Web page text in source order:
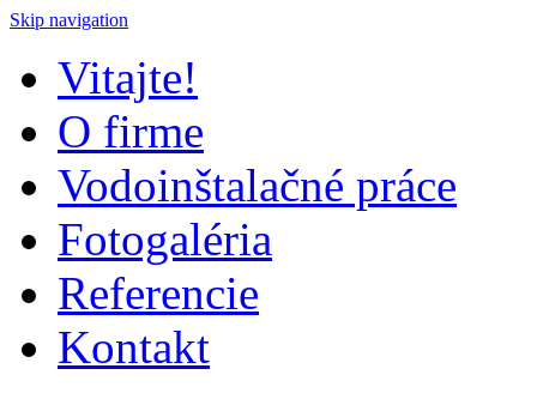
Skip navigation
Vitajte!
O firme
Vodoinštalačné práce
Fotogaléria
Referencie
Kontakt